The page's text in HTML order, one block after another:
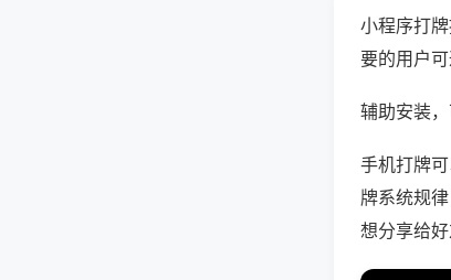
小程序打
要的用户可
辅助安装
手机打牌
牌系统规
想分享给